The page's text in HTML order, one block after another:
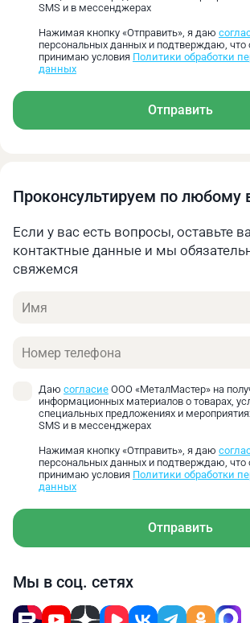
SMS и в мессенджерах
Нажимая кнопку «Отправить», я даю
персональных данных и подтверждаю, что
принимаю условия Политики обработки
данных
Отправить
Проконсультируем по любому
Если у вас есть вопросы, оставьте
контактные данные и мы
свяжемся
Имя
Телефон
Даю согласие ООО «МеталМастер» на
информационных материалов о товарах,
специальных предложениях и
SMS и в мессенджерах
Нажимая кнопку «Отправить», я даю
персональных данных и подтверждаю, что
принимаю условия Политики обработки
данных
Отправить
Мы в соц. сетях